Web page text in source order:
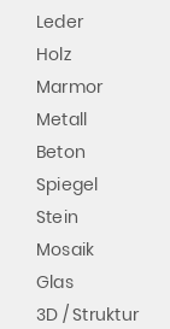
Leder
Holz
Marmor
Metall
Beton
Spiegel
Stein
Mosaik
Glas
3D / Struktur